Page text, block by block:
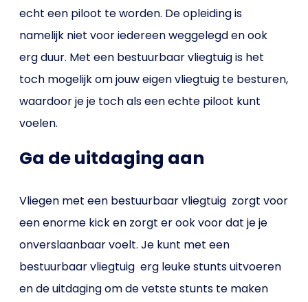
echt een piloot te worden. De opleiding is
namelijk niet voor iedereen weggelegd en ook
erg duur. Met een bestuurbaar vliegtuig is het
toch mogelijk om jouw eigen vliegtuig te besturen,
waardoor je je toch als een echte piloot kunt
voelen.
Ga de uitdaging aan
Vliegen met een bestuurbaar vliegtuig zorgt voor
een enorme kick en zorgt er ook voor dat je je
onverslaanbaar voelt. Je kunt met een
bestuurbaar vliegtuig erg leuke stunts uitvoeren
en de uitdaging om de vetste stunts te maken